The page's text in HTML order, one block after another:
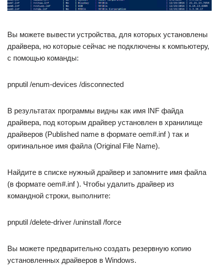
Вы можете вывести устройства, для которых установлены
драйвера, но которые сейчас не подключены к компьютеру,
с помощью команды:
pnputil /enum-devices /disconnected
В результатах программы видны как имя INF файда
драйвера, под которым драйвер установлен в хранилище
драйверов (Published name в формате oem#.inf ) так и
оригинальное имя файла (Original File Name).
Найдите в списке нужный драйвер и запомните имя файла
(в формате oem#.inf ). Чтобы удалить драйвер из
командной строки, выполните:
pnputil /delete-driver /uninstall /force
Вы можете предварительно создать резервную копию
установленных драйверов в Windows.